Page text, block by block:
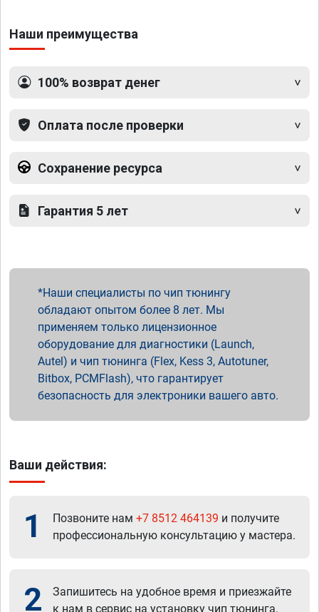
Наши преимущества
100% возврат денег
Оплата после проверки
Сохранение ресурса
Гарантия 5 лет
Наши специалисты по чип тюнингу
обладают опытом более 8 лет. Мы
применяем только лицензионное
оборудование для диагностики (Launch,
Autel) и чип тюнинга (Flex, Kess 3, Autotuner,
Bitbox, PCMFlash), что гарантирует
безопасность для электроники вашего авто.
Ваши действия:
1 Позвоните нам +7 8512 464139 и получите
профессиональную консультацию у мастера.
2
Запишитесь на удобное время и приезжайте
к нам в сервис на установку чип тюнинга.